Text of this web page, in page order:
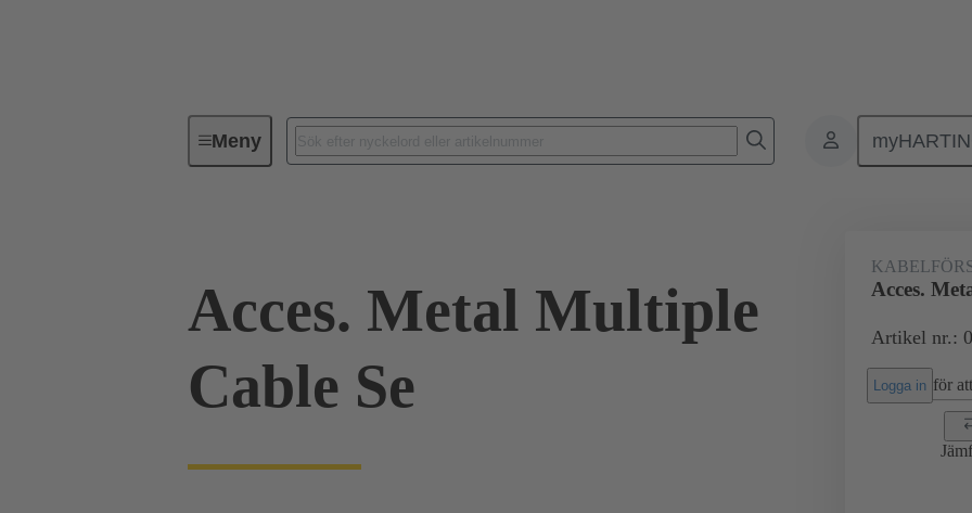
MenyIndustriella kontaktdon / Han® Tillbehör
Acces. Metal Multiple
Cable Se
Acces.
Artikel nr.:
Logga in för